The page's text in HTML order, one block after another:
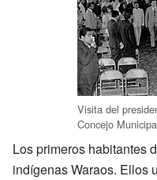
Visita del
Concejo
Los primeros habitantes
indígenas Waraos. Ellos